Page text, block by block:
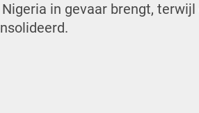
in gevaar brengt, terwijl